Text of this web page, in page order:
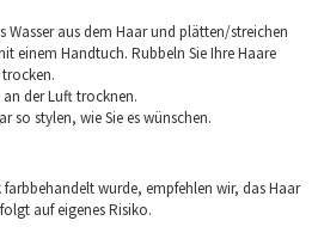
Wasser aus dem Haar und plätten/streichen
einem Handtuch. Rubbeln Sie Ihre Haare
an der Luft trocknen.
so stylen, wie Sie es wünschen.
wurde, empfehlen wir, das Haar
auf eigenes Risiko.